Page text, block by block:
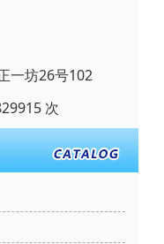
一坊26号102
次